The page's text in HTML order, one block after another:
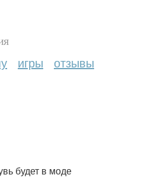
игры отзывы
будет в моде